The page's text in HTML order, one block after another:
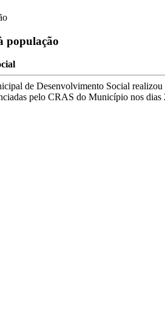
população
de Desenvolvimento Social
pelo CRAS do Município nos